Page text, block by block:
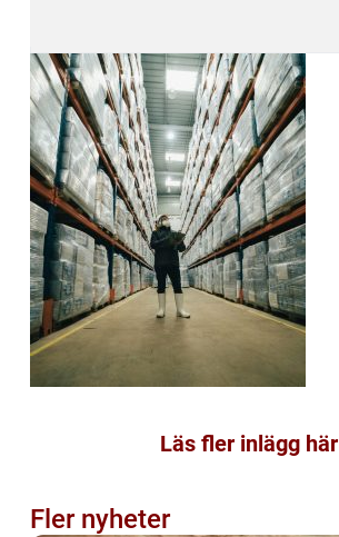
Läs fler inlägg här
Fler nyheter